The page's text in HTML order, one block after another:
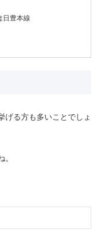
日豊本線
げる方も多いことでしょ
。